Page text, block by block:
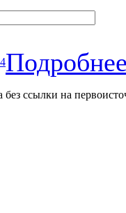
ссылки на